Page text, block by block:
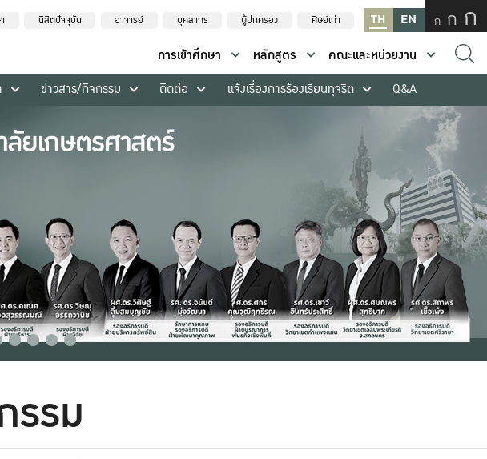
นิสิตปัจจุบัน อาจารย์ บุคลากร ผู้ปกครอง ศิษย์เก่า TH EN ก ก ก
การเข้าศึกษา หลักสูตร
คณะและหน่วยงาน
ข่าวสาร/กิจกรรม ติดต่อ แจ้งเรื่องการร้องเรียนทุจริต Q&A
รรม